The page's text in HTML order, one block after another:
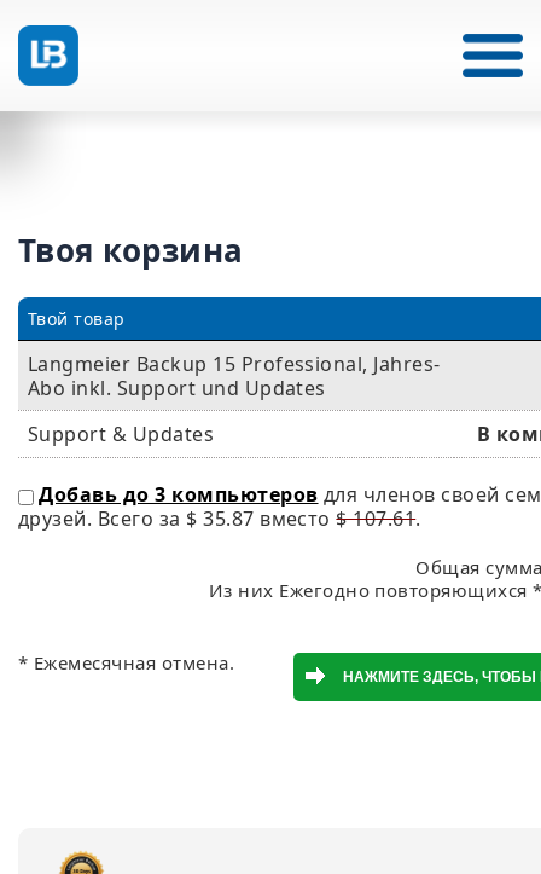
Твоя корзина
Твой товар
Langmeier Backup 15 Professional, Jahres-
Abo inkl. Support und Updates
Support & Updates
В
Добавь до 3 компьютеров для членов своей
друзей. Всего за $ 35.87 вместо$ 107.61.
Общая
Из них Ежегодно повторяющихся
* Ежемесячная отмена.